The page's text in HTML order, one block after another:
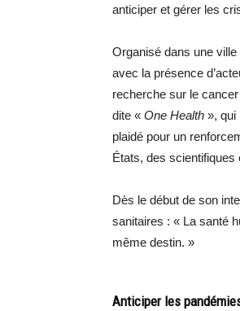
anticiper et gérer les
Organisé dans une
avec la présence
recherche sur le
dite « One Health », qui
plaidé pour un
États, des scientifiques
Dès le début de son
sanitaires : « La santé
même destin. »
Anticiper les